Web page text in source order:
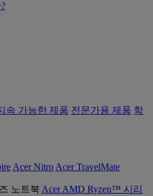
속 가능한 제품 전문가용 제품 학
Acer Nitro Acer TravelMate
Acer AMD Ryzen™ 시리